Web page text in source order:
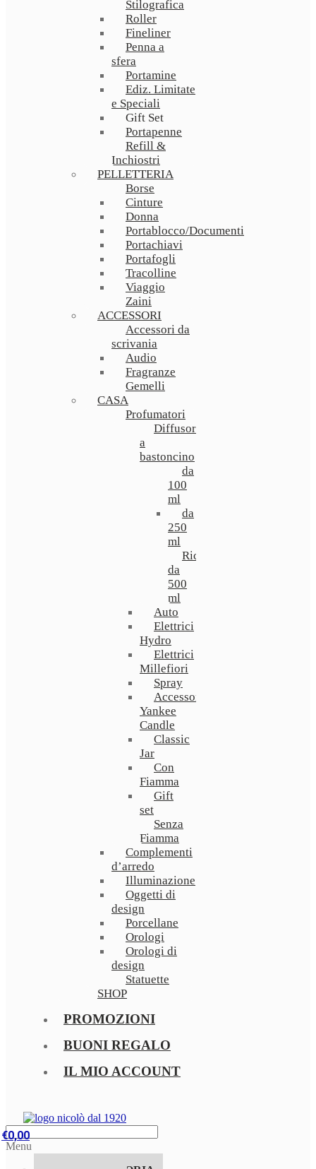
Stilografica
Roller
Fineliner
Penna a
sfera
Portamine
Ediz. Limitate
e Speciali
Gift Set
Portapenne
Refill &
Inchiostri
PELLETTERIA
Borse
Cinture
Donna
Portablocco/Documenti
Portachiavi
Portafogli
Tracolline
Viaggio
Zaini
ACCESSORI
Accessori da
scrivania
Audio
Fragranze
Gemelli
CASA
Profumatori
Diffusori
a
bastoncino
da
100
ml
da
250
ml
Ricarica
da
500
ml
Auto
Elettrici
Hydro
Elettrici
Millefiori
Spray
Accessori
Yankee
Candle
Classic
Jar
Con
Fiamma
Gift
set
Senza
Fiamma
Complementi
d’arredo
Illuminazione
Oggetti di
design
Porcellane
Orologi
Orologi di
design
Statuette
SHOP
PROMOZIONI
BUONI REGALO
IL MIO ACCOUNT
€0,00
Menu